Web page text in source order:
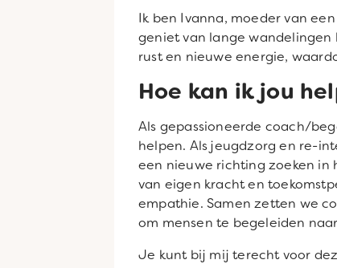
Ik ben Ivanna, moeder van
geniet van lange wandelingen
rust en nieuwe energie,
Hoe kan ik jou
Als gepassioneerde coach/
helpen. Als jeugdzorg en re-
een nieuwe richting zoeken in
van eigen kracht en
empathie. Samen zetten we
om mensen te begeleiden
Je kunt bij mij terecht voor